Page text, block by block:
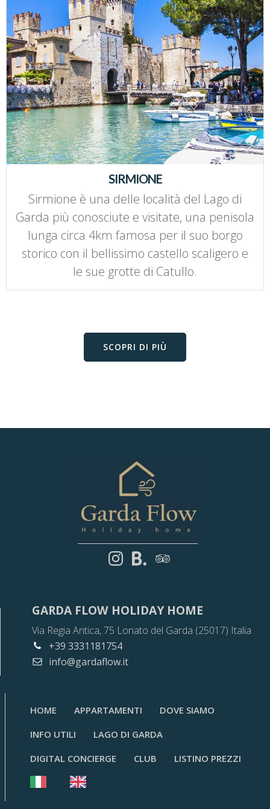
SIRMIONE
Sirmione è una delle località del Lago di
Garda più conosciute e visitate, una penisola
lunga circa 4km famosa per il suo borgo
storico con il bellissimo castello scaligero e
le sue grotte di Catullo.
SCOPRI DI PIÙ
GARDA FLOW HOLIDAY HOME
Via Regia Antica, 75 Lonato del Garda (25017) Italia
+39 3331181754
info@gardaflow.it
HOME APPARTAMENTI
DOVE SIAMO
INFO UTILI
LAGO DI GARDA
DIGITAL CONCIERGE
CLUB LISTINO PREZZI